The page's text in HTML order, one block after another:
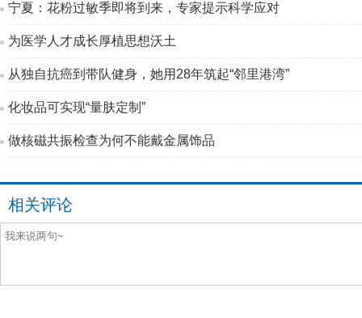
宁夏：花粉过敏季即将到来，专家提示科学应对
为医学人才成长厚植思想沃土
从独自抗癌到带队健身，她用28年筑起“邻里港湾”
化妆品可实现“量肤定制”
做核磁共振检查为何不能戴金属饰品
相关评论